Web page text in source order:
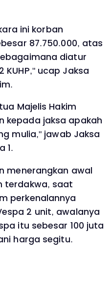
ini korban
87.750.000, atas
diatur
ucap Jaksa
Majelis Hakim
kepada jaksa apakah
mulia," jawab Jaksa
1.
menerangkan awal
terdakwa, saat
perkenalannya
2 unit, awalanya
itu sebesar 100 juta
harga segitu.